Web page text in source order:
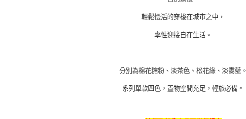
輕鬆慢活的穿梭在城市之中，
率性迎接自在生活。
分別為棉花糖粉、淡茶色、松花綠、淡靄藍。
系列單款四色，置物空間充足，輕旅必備。